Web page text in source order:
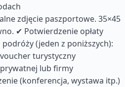
zdjęcie paszportowe. 35×45
✔ Potwierdzenie opłaty
(jeden z poniższych):
turystyczny
lub firmy
(konferencja, wystawa itp.)